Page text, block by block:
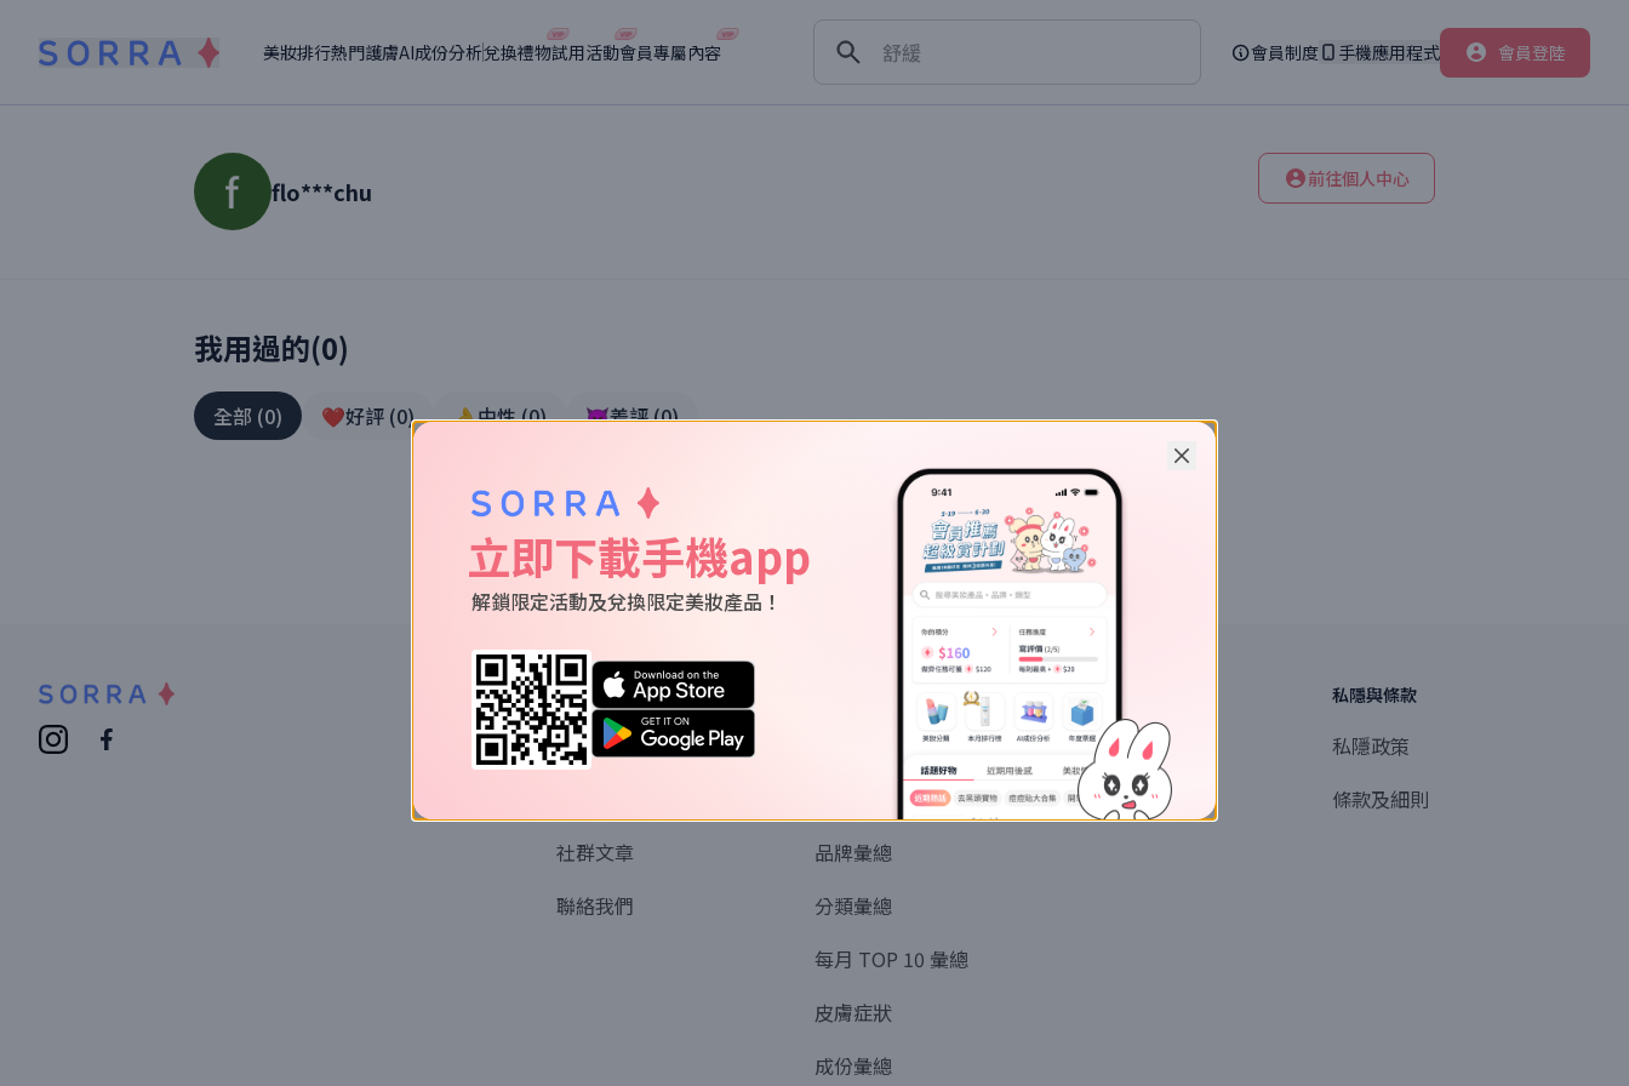
美妝排行熱門護膚AI成份分析兌換禮物試用活動會員專屬內容
舒緩
會員制度 手機應用程式 會員登陸
讀者【 flo***chu 】美妝真實體驗
flo***chu 前往個人中心
我用過的(0)
全部 (0) ❤️好評 (0) 👌中性(0) 👿差評(0)
關於我們
認識SORRA
社群文章
聯絡我們
品牌彙總
分類彙總
每月 TOP 10 彙總
皮膚症狀
成份彙總
探索
商業或媒體聯絡
產品提名
私隱與條款
私隱政策
條款及細則
立即下載手機app
解鎖限定活動及兌換限定美妝產品！